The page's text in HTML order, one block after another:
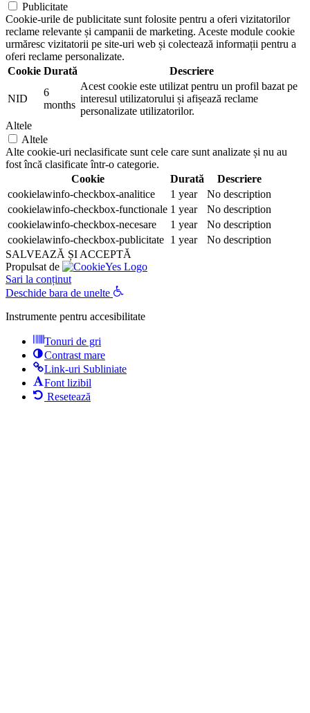
Publicitate
Cookie-urile de publicitate sunt folosite pentru a oferi vizitatorilor
reclame relevante și campanii de marketing. Aceste module cookie
urmăresc vizitatorii pe site-uri web și colectează informații pentru a
oferi reclame personalizate.
Cookie Durată Descriere
NID
6
months
Acest cookie este utilizat pentru un profil bazat pe
interesul utilizatorului și afișează reclame
personalizate utilizatorilor.
Altele
Altele
Alte cookie-uri neclasificate sunt cele care sunt analizate și nu au
fost încă clasificate într-o categorie.
Cookie
Durată
Descriere
cookielawinfo-checkbox-analitice
1 year
No description
cookielawinfo-checkbox-functionale 1 year
No description
cookielawinfo-checkbox-necesare
1 year
No description
cookielawinfo-checkbox-publicitate 1 year
No description
SALVEAZĂ ȘI ACCEPTĂ
Propulsat de
Sari la conținut
Deschide bara de unelte
Instrumente pentru accesibilitate
Tonuri de gri
Contrast mare
Link-uri Subliniate
Font lizibil
Resetează